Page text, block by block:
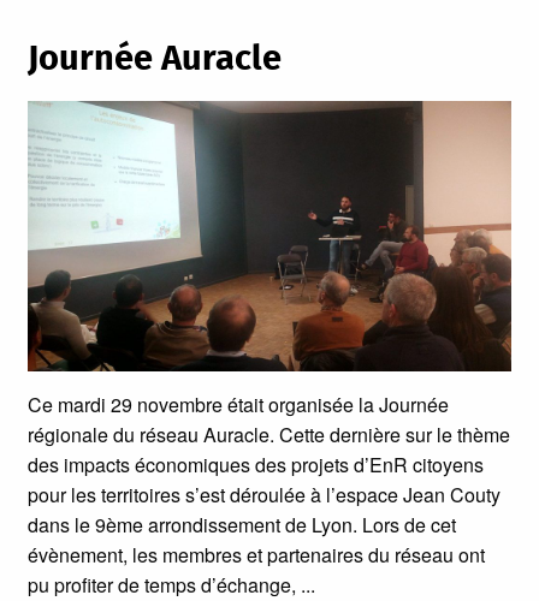
Journée Auracle
Ce mardi 29 novembre était organisée la Journée
régionale du réseau Auracle. Cette dernière sur le thème
des impacts économiques des projets d’EnR citoyens
pour les territoires s’est déroulée à l’espace Jean Couty
dans le 9ème arrondissement de Lyon. Lors de cet
évènement, les membres et partenaires du réseau ont
pu profiter de temps d’échange,